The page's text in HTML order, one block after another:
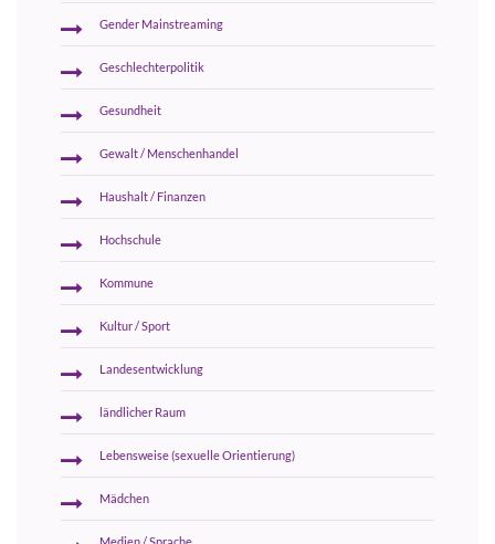
Gender Mainstreaming
Geschlechterpolitik
Gesundheit
Gewalt / Menschenhandel
Haushalt / Finanzen
Hochschule
Kommune
Kultur / Sport
Landesentwicklung
ländlicher Raum
Lebensweise (sexuelle Orientierung)
Mädchen